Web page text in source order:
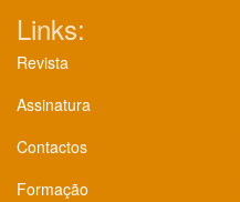
Links:
Revista
Assinatura
Contactos
Formação